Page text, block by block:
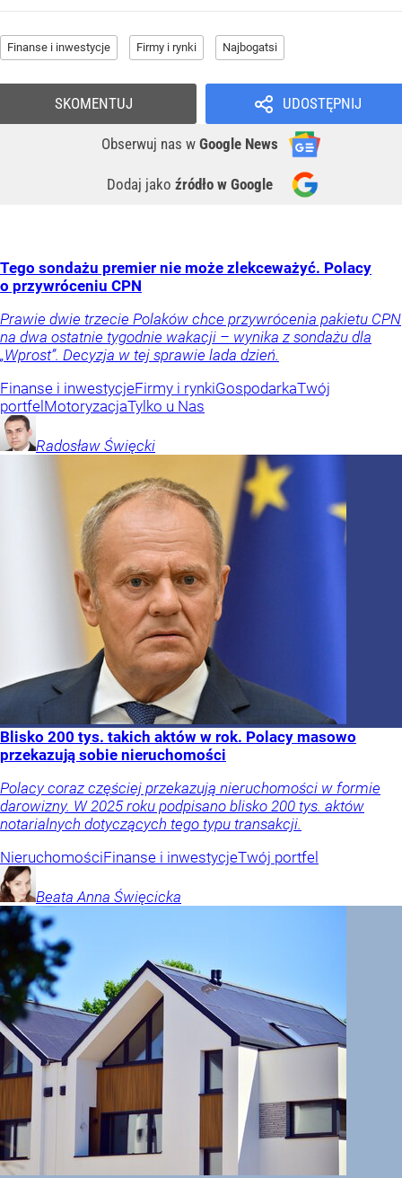
Finanse i inwestycje Firmy i rynki Najbogatsi
UDOSTĘPNIJ
Obserwuj nas w Google News
Dodaj jako źródło w Google
SKOMENTUJ
Tego sondażu premier nie może zlekceważyć. Polacy
o przywróceniu CPN
Prawie dwie trzecie Polaków chce przywrócenia pakietu CPN
na dwa ostatnie tygodnie wakacji – wynika z sondażu dla
„Wprost”. Decyzja w tej sprawie lada dzień.
Finanse i inwestycjeFirmy i rynkiGospodarkaTwój
portfel MotoryzacjaTylko u Nas
Radosław Święcki
Blisko 200 tys. takich aktów w rok. Polacy masowo
przekazują sobie nieruchomości
Polacy coraz częściej przekazują nieruchomości w formie
darowizny. W 2025 roku podpisano blisko 200 tys. aktów
notarialnych dotyczących tego typu transakcji.
NieruchomościFinanse i inwestycjeTwój portfel
Beata Anna Święcicka